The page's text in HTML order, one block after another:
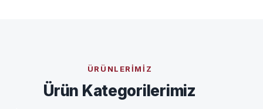
ÜRÜNLERIMIZ
Ürün Kategorilerimiz